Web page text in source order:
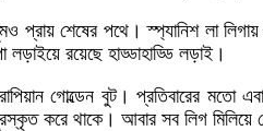
শেষের পথে। স্প্যানিশ লা লিগায়
লড়াইয়ে রয়েছে হাড্ডাহাড্ডি লড়াই।
গোল্ডেন বুট। প্রতিবারের মতো
করে থাকে। আবার সব লিগ মিলিয়ে